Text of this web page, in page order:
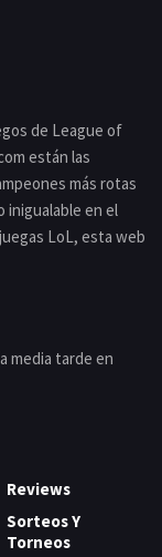
de League of
están las
más rotas
inigualable en el
LoL, esta web
media tarde en
Reviews
Sorteos Y
Torneos